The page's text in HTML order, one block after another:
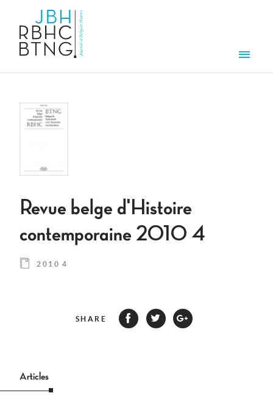
Revue belge d'Histoire
contemporaine 2010 4
2010 4
SHARE
Articles